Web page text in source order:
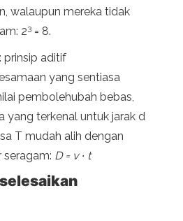
walaupun mereka tidak
23 = 8.
prinsip aditif
yang sentiasa
pembolehubah bebas,
yang terkenal untuk jarak d
T mudah alih dengan
seragam: D = v ∙ t